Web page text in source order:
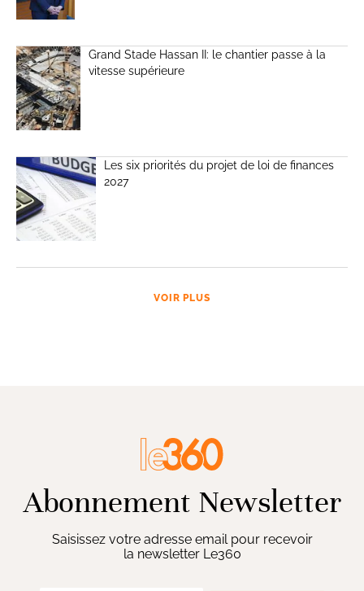
Grand Stade Hassan II: le chantier passe à la
vitesse supérieure
Les six priorités du projet de loi de finances
2027
VOIR PLUS
Abonnement Newsletter
Saisissez votre adresse email pour recevoir
la newsletter Le360